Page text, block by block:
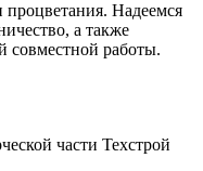
Надеемся
а также
совместной работы.
части Техстрой